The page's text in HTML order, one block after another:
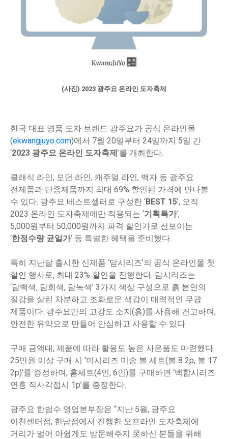
(사진) 2023 광주요 온라인 도자축제
한국 대표 명품 도자 브랜드 광주요가 공식 온라인몰
(ekwangjuyo.com)에서 7월 20일부터 24일까지 5일 간
‘2023 광주요 온라인 도자축제’를 개최한다.
클래식 라인, 모던 라인, 캐주얼 라인, 백자 등 광주요
전제품과 단종제품까지 최대 69% 할인된 가격에 만나볼
수 있다. 광주요 베스트셀러로 구성한 ‘BEST 15’, 오직
2023 온라인 도자축제에만 적용되는 ‘기획특가’,
5,000원부터 50,000원까지 파격 할인가로 선보이는
‘한정수량 균일가’ 등 특별한 혜택을 준비했다.
특히 지난달 출시한 신제품 ‘담시리즈’의 공식 온라인몰 첫
할인 행사로, 최대 23% 할인을 진행한다. 담시리즈는
‘담백색, 담회색, 담녹색’ 3가지 색상 구성으로 흙 본연의
질감을 살린 차분하고 조화로운 색감이 매력적인 무광
제품이다. 광주요만의 고강도 소지(흙)를 사용해 견고하며,
안전한 유약으로 만들어 안심하고 사용할 수 있다.
구매 금액대, 제품에 따라 활용도 높은 사은품도 마련했다.
25만원 이상 구매 시 ‘미시리즈 미송 볼 세트(볼 8 2p, 볼 17
2p)’를 증정하며, 홈세트(4인, 6인)를 구매하면 ‘백합시리즈
연홍 직사각접시 1p’를 증정한다.
광주요 한범수 영업본부장은 “지난 5월, 광주요
이천센터점, 한남점에서 진행한 오프라인 도자축제에
거리가 멀어 아쉽게도 방문해주지 못하신 분들을 위해